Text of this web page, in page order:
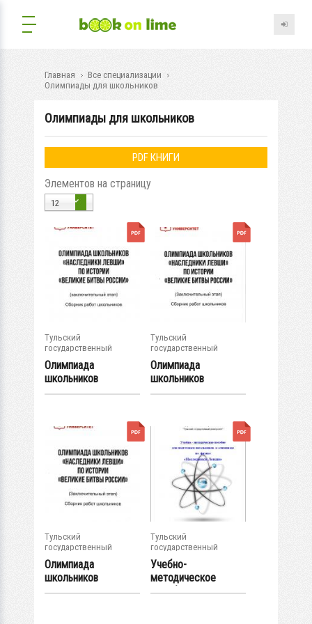
Главная
Все специализации
Олимпиады для школьников
Олимпиады для школьников
PDF КНИГИ
Элементов на страницу
12
Тульский
государственный
университет
Олимпиада
школьников
«Наследники
Тульский
государственный
университет
Олимпиада
школьников
«Наследники
Тульский
государственный
университет
Олимпиада
школьников
«Наследники
Тульский
государственный
университет
Учебно-
методическое
пособие для